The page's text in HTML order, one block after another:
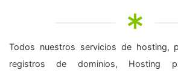
Todos nuestros servicios de hosting,
registros de dominios, Hosting